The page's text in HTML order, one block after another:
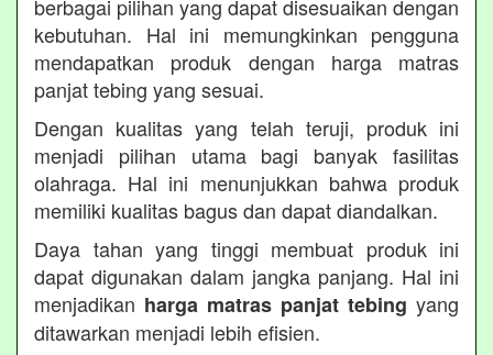
berbagai pilihan yang dapat disesuaikan dengan
kebutuhan. Hal ini memungkinkan pengguna
mendapatkan produk dengan harga matras
panjat tebing yang sesuai.
Dengan kualitas yang telah teruji, produk ini
menjadi pilihan utama bagi banyak fasilitas
olahraga. Hal ini menunjukkan bahwa produk
memiliki kualitas bagus dan dapat diandalkan.
Daya tahan yang tinggi membuat produk ini
dapat digunakan dalam jangka panjang. Hal ini
menjadikan harga matras panjat tebing yang
ditawarkan menjadi lebih efisien.